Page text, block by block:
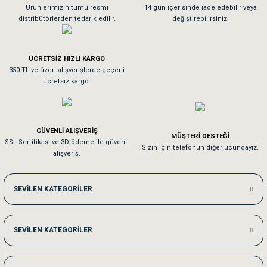
As**** Tu******
Tavşanım kafesinin kalitesine ve paketlemesine bayıldım
Sa**** On******
Kedilerim beğeniyorlar. Memnunuz. Uygun fiyatta olması iyi.
Me***** Ya******
Akşam verdiğim sipariş bir sonraki gün elime ulaştı. Jack russell köpeğim
Ka***** Ar******
Ürünlerimizin tümü resmi
distribütörlerden tedarik edilir.
14 gün içerisinde iade edebilir veya
değiştirebilirsiniz.
ÜCRETSİZ HIZLI KARGO
350 TL ve üzeri alışverişlerde geçerli
ücretsiz kargo.
GÜVENLİ ALIŞVERİŞ
SSL Sertifikası ve 3D ödeme ile güvenli
alışveriş.
MÜŞTERİ DESTEĞİ
Sizin için telefonun diğer ucundayız.
SEVİLEN KATEGORİLER
SEVİLEN KATEGORİLER